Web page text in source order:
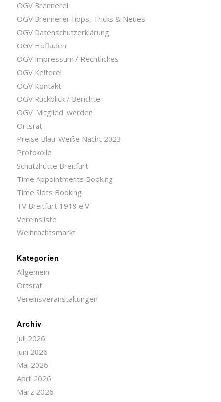
OGV Brennerei
OGV Brennerei Tipps, Tricks & Neues
OGV Datenschutzerklärung
OGV Hofladen
OGV Impressum / Rechtliches
OGV Kelterei
OGV Kontakt
OGV Rückblick / Berichte
OGV_Mitglied_werden
Ortsrat
Preise Blau-Weiße Nacht 2023
Protokolle
Schutzhütte Breitfurt
Time Appointments Booking
Time Slots Booking
TV Breitfurt 1919 e.V
Vereinsliste
Weihnachtsmarkt
Kategorien
Allgemein
Ortsrat
Vereinsveranstaltungen
Archiv
Juli 2026
Juni 2026
Mai 2026
April 2026
März 2026